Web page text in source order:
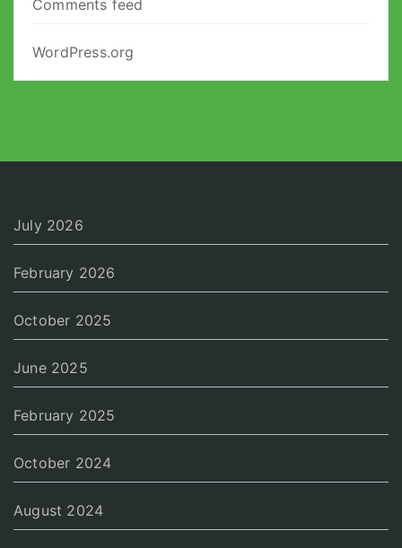
Comments feed
WordPress.org
July 2026
February 2026
October 2025
June 2025
February 2025
October 2024
August 2024